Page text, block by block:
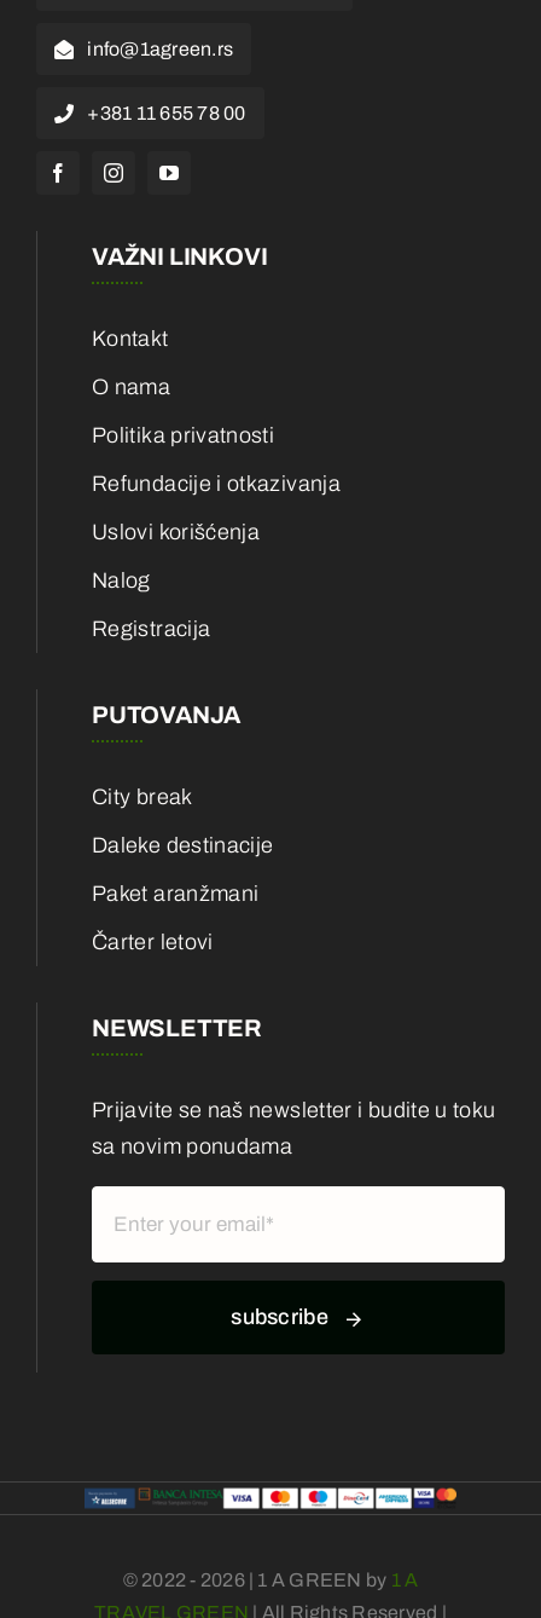
info@1agreen.rs
+381 11 655 78 00
VAŽNI LINKOVI
Kontakt
O nama
Politika privatnosti
Refundacije i otkazivanja
Uslovi korišćenja
Nalog
Registracija
PUTOVANJA
City break
Daleke destinacije
Paket aranžmani
Čarter letovi
NEWSLETTER
Prijavite se naš newsletter i budite u toku
sa novim ponudama
subscribe
© 2022 - 2026 | 1 A GREEN by 1 A
TRAVEL GREEN | All Rights Reserved |